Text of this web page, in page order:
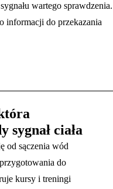
wartego sprawdzenia.
informacji do przekazania
sygnał ciała
od sączenia wód
do
kursy i treningi